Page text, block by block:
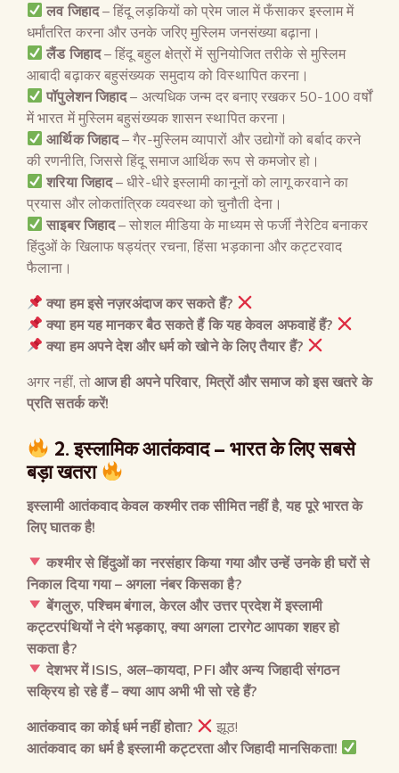
लव जिहाद– हिंदू लड़कियों को प्रेम जाल में फँसाकर इस्लाम में
धर्मांतरित करना और उनके जरिए मुस्लिम जनसंख्या बढ़ाना।
लैंड जिहाद– हिंदू बहुल क्षेत्रों में सुनियोजित तरीके से मुस्लिम
आबादी बढ़ाकर बहुसंख्यक समुदाय को विस्थापित करना।
पॉपुलेशन जिहाद– अत्यधिक जन्म दर बनाए रखकर 50-100 वर्षों
में भारत में मुस्लिम बहुसंख्यक शासन स्थापित करना।
आर्थिक जिहाद– गैर-मुस्लिम व्यापारों और उद्योगों को बर्बाद करने
की रणनीति, जिससे हिंदू समाज आर्थिक रूप से कमजोर हो।
शरिया जिहाद– धीरे-धीरे इस्लामी कानूनों को लागू करवाने का
प्रयास और लोकतांत्रिक व्यवस्था को चुनौती देना।
साइबर जिहाद– सोशल मीडिया के माध्यम से फर्जी नैरेटिव बनाकर
हिंदुओं के खिलाफ षड्यंत्र रचना, हिंसा भड़काना और कट्टरवाद
फैलाना।
क्या हम इसे नज़रअंदाज कर सकते हैं?
क्या हम यह मानकर बैठ सकते हैं कि यह केवल अफवाहें हैं?
क्या हम अपने देश और धर्म को खोने के लिए तैयार हैं?
अगर नहीं, तोआज ही अपने परिवार, मित्रों और समाज को इस खतरे के
प्रति सतर्क करें!
2.इस्लामिक आतंकवाद–भारत के लिए सबसे
बड़ा खतरा
इस्लामी आतंकवाद केवल कश्मीर तक सीमित नहीं है,यह पूरे भारत के
लिए घातक है!
कश्मीर से हिंदुओं का नरसंहार किया गया और उन्हें उनके ही घरों से
निकाल दिया गया–अगला नंबर किसका है?
बेंगलुरु, पश्चिम बंगाल, केरल और उत्तर प्रदेश में इस्लामी
कट्टरपंथियों ने दंगे भड़काए, क्या अगला टारगेट आपका शहर हो
सकता है?
देशभर मेंISIS, अल–कायदा, PFI और अन्य जिहादी संगठन
सक्रिय हो रहे हैं–क्या आप अभी भी सो रहे हैं?
आतंकवाद का कोई धर्म नहीं होता?
झूठ!
आतंकवाद का धर्म है इस्लामी कट्टरता और जिहादी मानसिकता!